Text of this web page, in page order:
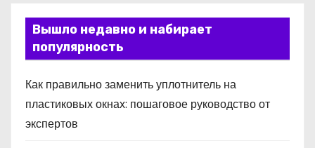
Вышло недавно и набирает
популярность
Как правильно заменить уплотнитель на
пластиковых окнах: пошаговое руководство от
экспертов